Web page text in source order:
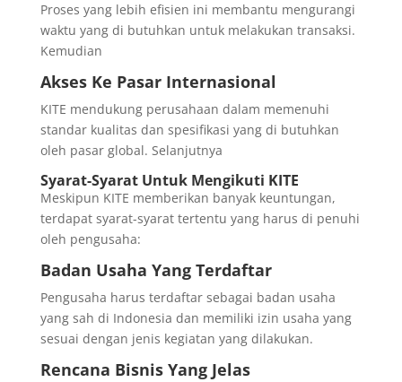
Proses yang lebih efisien ini membantu mengurangi
waktu yang di butuhkan untuk melakukan transaksi.
Kemudian
Akses Ke Pasar Internasional
KITE mendukung perusahaan dalam memenuhi
standar kualitas dan spesifikasi yang di butuhkan
oleh pasar global. Selanjutnya
Syarat-Syarat Untuk Mengikuti KITE
Meskipun KITE memberikan banyak keuntungan,
terdapat syarat-syarat tertentu yang harus di penuhi
oleh pengusaha:
Badan Usaha Yang Terdaftar
Pengusaha harus terdaftar sebagai badan usaha
yang sah di Indonesia dan memiliki izin usaha yang
sesuai dengan jenis kegiatan yang dilakukan.
Rencana Bisnis Yang Jelas